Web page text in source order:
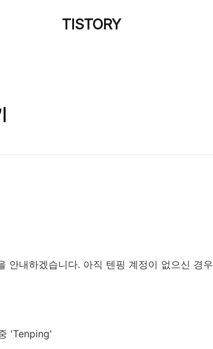
TISTORY
안내하겠습니다. 아직 텐핑 계정이 없으신 경우
'Tenping'